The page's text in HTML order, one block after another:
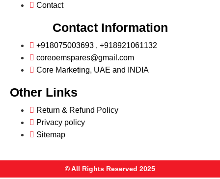
Contact
Contact Information
+918075003693 , +918921061132
coreoemspares@gmail.com
Core Marketing, UAE and INDIA
Other Links
Return & Refund Policy
Privacy policy
Sitemap
© All Rights Reserved 2025